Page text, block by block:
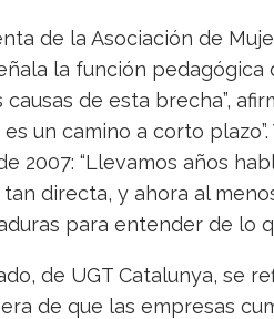
de la Asociación de
la función pedagógica
de esta brecha”,
un camino a corto
2007: “Llevamos años
directa, y ahora al
para entender de lo
de UGT Catalunya, se
de que las empresas